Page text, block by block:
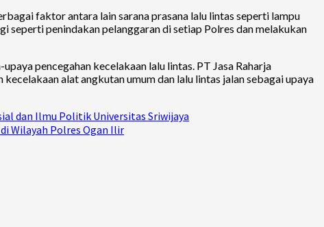
faktor antara lain sarana prasana lalu lintas seperti lampu
penindakan pelanggaran di setiap Polres dan melakukan
pencegahan kecelakaan lalu lintas. PT Jasa Raharja
alat angkutan umum dan lalu lintas jalan sebagai upaya
dan Ilmu Politik Universitas Sriwijaya
Wilayah Polres Ogan Ilir